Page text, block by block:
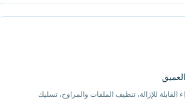
للإزالة، تنظيف الملفات والمراوح، تسليك